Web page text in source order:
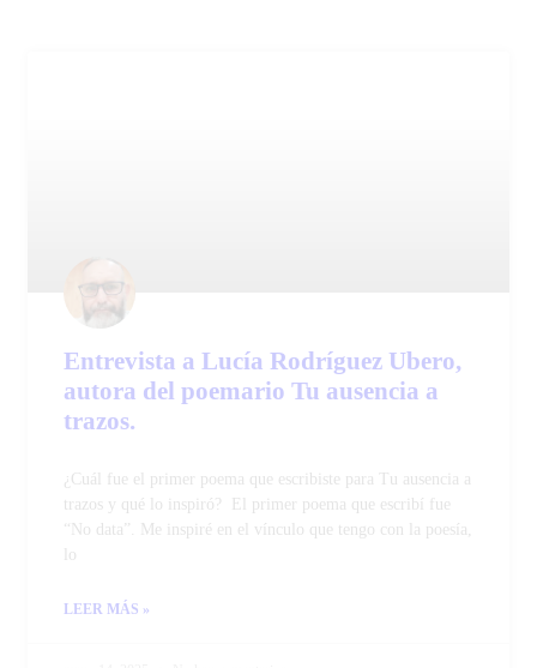
Entrevista a Lucía Rodríguez Ubero,
autora del poemario Tu ausencia a
trazos.
¿Cuál fue el primer poema que escribiste para Tu ausencia a
trazos y qué lo inspiró? El primer poema que escribí fue
“No data”. Me inspiré en el vínculo que tengo con la poesía,
lo
LEER MÁS »